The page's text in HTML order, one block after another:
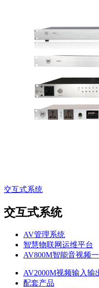
交互式系统
交互式系统
AV管理系统
智慧物联网运维平台
AV800M智能音视频
AV2000M视频输入输
配套产品